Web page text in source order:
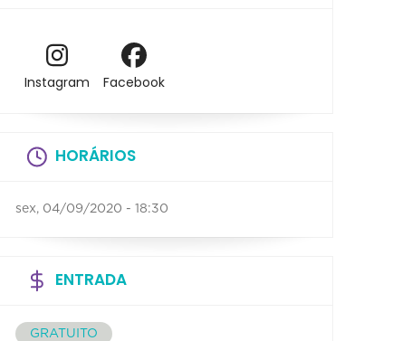
Instagram Facebook
HORÁRIOS
sex, 04/09/2020 - 18:30
ENTRADA
GRATUITO